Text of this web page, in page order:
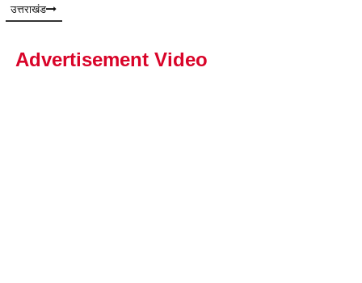
उत्तराखंड
Advertisement Video